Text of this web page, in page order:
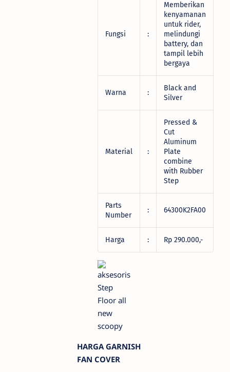
Fungsi :
Memberikan
kenyamanan
untuk rider,
melindungi
battery, dan
tampil lebih
bergaya
Warna :
Black and
Silver
Material :
Pressed &
Cut
Aluminum
Plate
combine
with Rubber
Step
Parts
Number
: 64300K2FA00
Harga : Rp 290.000,-
HARGA GARNISH
FAN COVER